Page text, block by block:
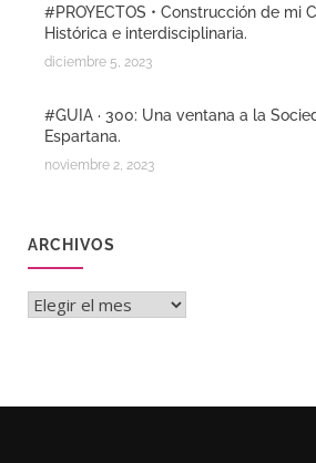
#PROYECTOS • Construcción de mi
Histórica e interdisciplinaria.
diciembre 5, 2023
#GUIA · 300: Una ventana a la
Espartana.
noviembre 2, 2023
ARCHIVOS
Archivos